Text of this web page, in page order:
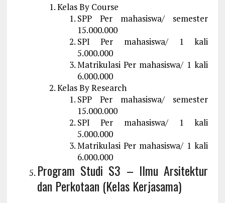
Kelas By Course
SPP Per mahasiswa/ semester
15.000.000
SPI Per mahasiswa/ 1 kali
5.000.000
Matrikulasi Per mahasiswa/ 1 kali
6.000.000
Kelas By Research
SPP Per mahasiswa/ semester
15.000.000
SPI Per mahasiswa/ 1 kali
5.000.000
Matrikulasi Per mahasiswa/ 1 kali
6.000.000
Program Studi S3 – Ilmu Arsitektur
dan Perkotaan (Kelas Kerjasama)